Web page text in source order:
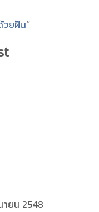
วยฝัน“
ยน 2548